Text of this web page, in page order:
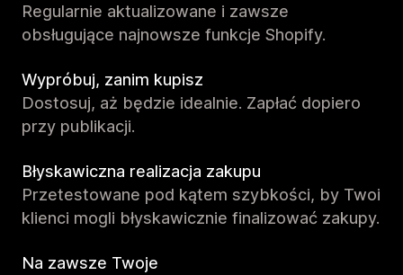
Regularnie aktualizowane i zawsze
obsługujące najnowsze funkcje Shopify.
Wypróbuj, zanim kupisz
Dostosuj, aż będzie idealnie. Zapłać dopiero
przy publikacji.
Błyskawiczna realizacja zakupu
Przetestowane pod kątem szybkości, by Twoi
klienci mogli błyskawicznie finalizować zakupy.
Na zawsze Twoje